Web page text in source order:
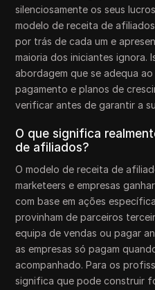
silenciosamente os seus
modelo de receita de
por trás de cada um e
maioria dos iniciantes ignora.
abordagem que se adequa
pagamento e planos de
verificar antes de garantir a
O que significa
de afiliados?
O modelo de receita de
marketeers e empresas
com base em ações
provinham de parceiros
equipa de vendas ou pagar
as empresas só pagam
acompanhado. Para os
significa que pode construir